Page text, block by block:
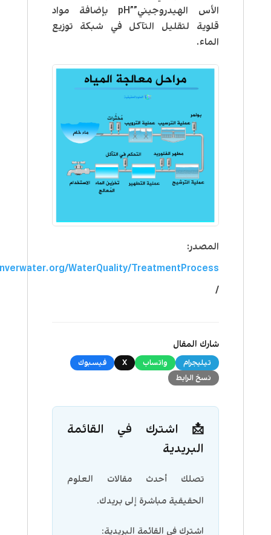
الأس الهيدروجيني””pH بإضافة مواد
قلوية لتقليل التآكل في شبكة توزيع
الماء.
المصدر:
WaterQuality/TreatmentProcess
/
شارك المقال
تيليجرام واتساب X
فيسبوك
نسخ الرابط
📩 اشترك في القائمة
البريدية
تصلك أحدث مقالات العلوم
الحقيقية مباشرة إلى بريدك.
اشترك في القائمة البريدية: